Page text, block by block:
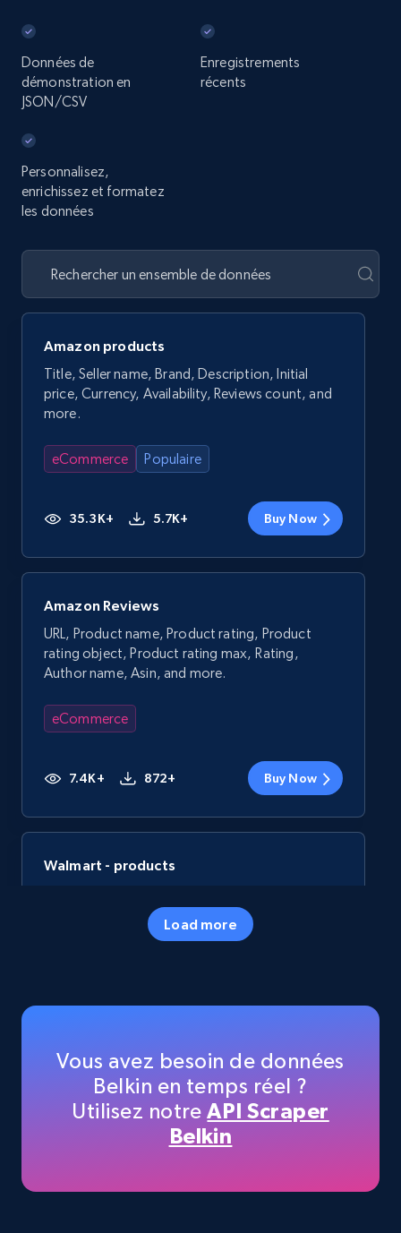
Données de
démonstration en
JSON/CSV
Enregistrements
récents
Personnalisez,
enrichissez et formatez
les données
Amazon products
Title, Seller name, Brand, Description, Initial
price, Currency, Availability, Reviews count, and
more.
eCommerce Populaire
35.3K+ 5.7K+ Buy Now
Amazon Reviews
URL, Product name, Product rating, Product
rating object, Product rating max, Rating,
Author name, Asin, and more.
eCommerce
7.4K+ 872+ Buy Now
Walmart - products
Specifications, Image urls, Top reviews, and
URL, Title, Available, Description, Currency, Initial
Load more
Vous avez besoin de données
Belkin en temps réel ?
Utilisez notreAPI Scraper
Belkin